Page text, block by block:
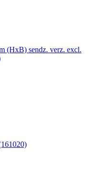
(HxB) sendz. verz. excl.